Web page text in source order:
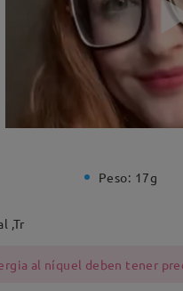
Peso: 17g
,Tr
al níquel deben tener